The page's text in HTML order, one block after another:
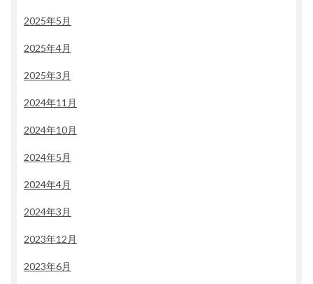
2025年5月
2025年4月
2025年3月
2024年11月
2024年10月
2024年5月
2024年4月
2024年3月
2023年12月
2023年6月